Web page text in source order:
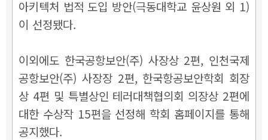
아키텍처 법적 도입 방안(극동대학교 윤상원 외 1)
이 선정됐다.
이외에도 한국공항보안(주) 사장상 2편, 인천국제
공항보안(주) 사장장 2편, 한국항공보안학회 회장
상 4편 및 특별상인 테러대책협의회 의장상 2편에
대한 수상작 15편을 선정해 학회 홈페이지를 통해
공지했다.